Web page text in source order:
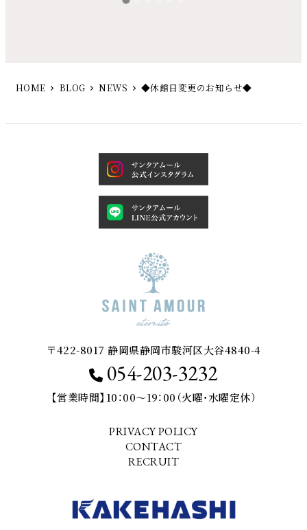
HOME BLOG NEWS ◆休館日変更のお知らせ◆
〒422-8017 静岡県静岡市駿河区大谷4840-4
054-203-3232
【営業時間】10：00～19：00（火曜・水曜定休）
PRIVACY POLICY
CONTACT
RECRUIT